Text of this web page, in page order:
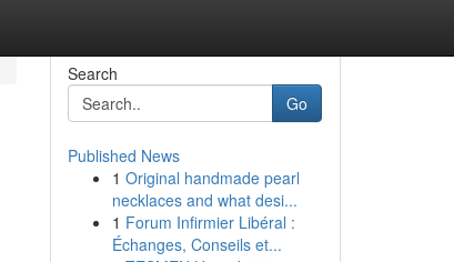
Search
Go
Published News
1 Original handmade pearl
necklaces and what desi...
1 Forum Infirmier Libéral :
Échanges, Conseils et...